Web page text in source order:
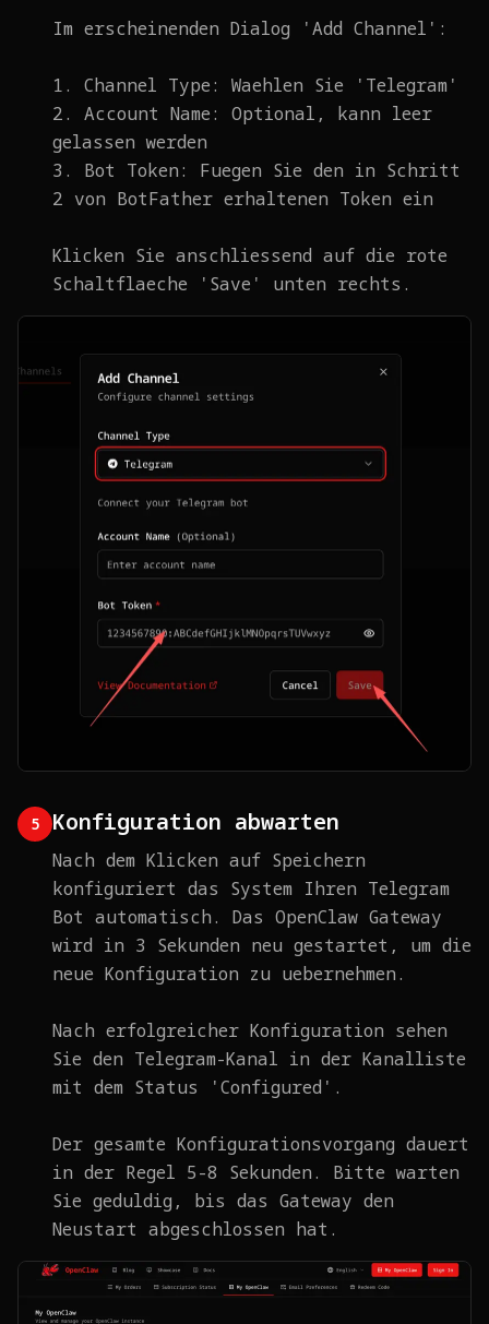
Im erscheinenden Dialog 'Add Channel':
1. Channel Type: Waehlen Sie 'Telegram'
2. Account Name: Optional, kann leer
gelassen werden
3. Bot Token: Fuegen Sie den in Schritt
2 von BotFather erhaltenen Token ein
Klicken Sie anschliessend auf die rote
Schaltflaeche 'Save' unten rechts.
5 Konfiguration abwarten
Nach dem Klicken auf Speichern
konfiguriert das System Ihren Telegram
Bot automatisch. Das OpenClaw Gateway
wird in 3 Sekunden neu gestartet, um die
neue Konfiguration zu uebernehmen.
Nach erfolgreicher Konfiguration sehen
Sie den Telegram-Kanal in der Kanalliste
mit dem Status 'Configured'.
Der gesamte Konfigurationsvorgang dauert
in der Regel 5-8 Sekunden. Bitte warten
Sie geduldig, bis das Gateway den
Neustart abgeschlossen hat.